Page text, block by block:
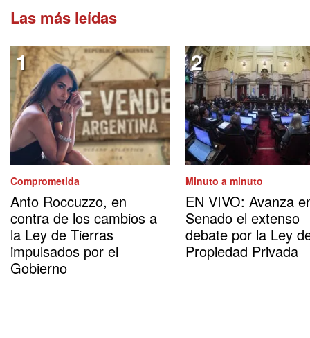
Las más leídas
Comprometida
Anto Roccuzzo, en
contra de los cambios a
la Ley de Tierras
impulsados por el
Gobierno
Minuto a minuto
EN VIVO: Avanza
Senado el extenso
debate por la Ley
Propiedad Privada